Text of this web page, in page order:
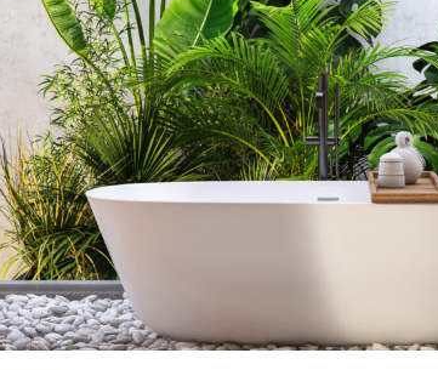
SLIMME
Verander je